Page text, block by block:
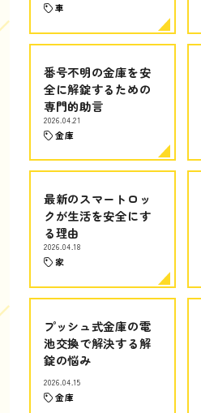
車
番号不明の金庫を安
全に解錠するための
専門的助言
2026.04.21
金庫
最新のスマートロッ
クが生活を安全にす
る理由
2026.04.18
家
プッシュ式金庫の電
池交換で解決する解
錠の悩み
2026.04.15
金庫